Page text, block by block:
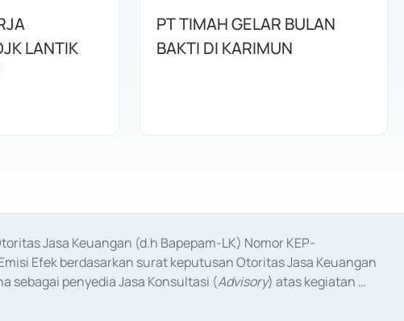
LANTIK
PT TIMAH GELAR BULAN
BAKTI DI KARIMUN
Jasa Keuangan (d.h Bapepam-LK) Nomor KEP-
Efek berdasarkan surat keputusan Otoritas Jasa Keuangan
sebagai penyedia Jasa Konsultasi (Advisory) atas kegiatan